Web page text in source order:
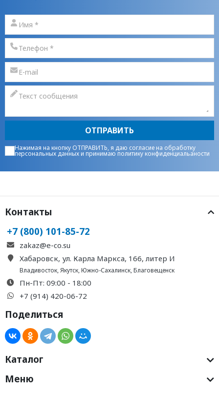
ОТПРАВИТЬ
Нажимая на кнопку ОТПРАВИТЬ, я даю согласие на обработку
персональных данныхи принимаюполитику конфиденциальаности
Контакты
+7 (800) 101-85-72
zakaz@e-co.su
Хабаровск, ул. Карла Маркса, 166, литер И
Владивосток,Якутск,Южно-Сахалинск,Благовещенск
Пн-Пт: 09:00 - 18:00
+7 (914) 420-06-72
Поделиться
Каталог
Меню